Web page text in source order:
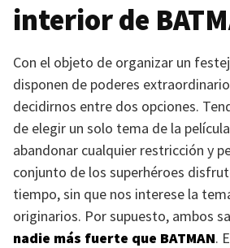
interior de
Con el objeto de organizar un
disponen de poderes
decidirnos entre dos opciones.
de elegir un solo tema de la
abandonar cualquier restricción y
conjunto de los superhéroes
tiempo, sin que nos interese la
originarios. Por supuesto, ambos
nadie más fuerte que BATMAN.